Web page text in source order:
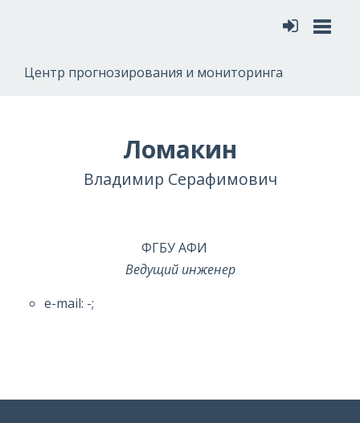
Центр прогнозирования и мониторинга
Ломакин
Владимир Серафимович
ФГБУ АФИ
Ведущий инженер
e-mail: -;